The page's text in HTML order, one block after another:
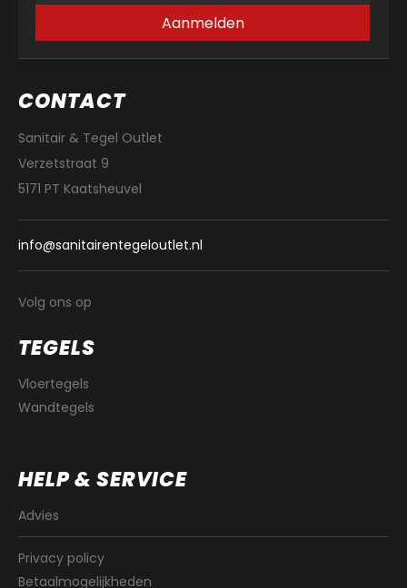
Aanmelden
CONTACT
Sanitair & Tegel Outlet
Verzetstraat 9
5171 PT Kaatsheuvel
info@sanitairentegeloutlet.nl
Volg ons op
TEGELS
Vloertegels
Wandtegels
HELP & SERVICE
Advies
Privacy policy
Betaalmogelijkheden